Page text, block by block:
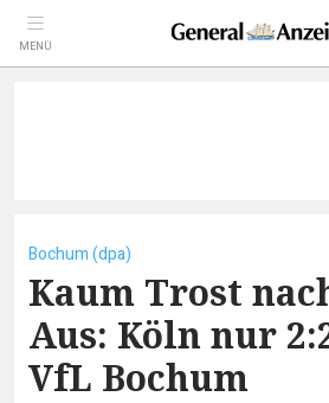
MENÜ
Bochum (dpa)
Kaum Trost
Aus: Köln nur
VfL Bochum